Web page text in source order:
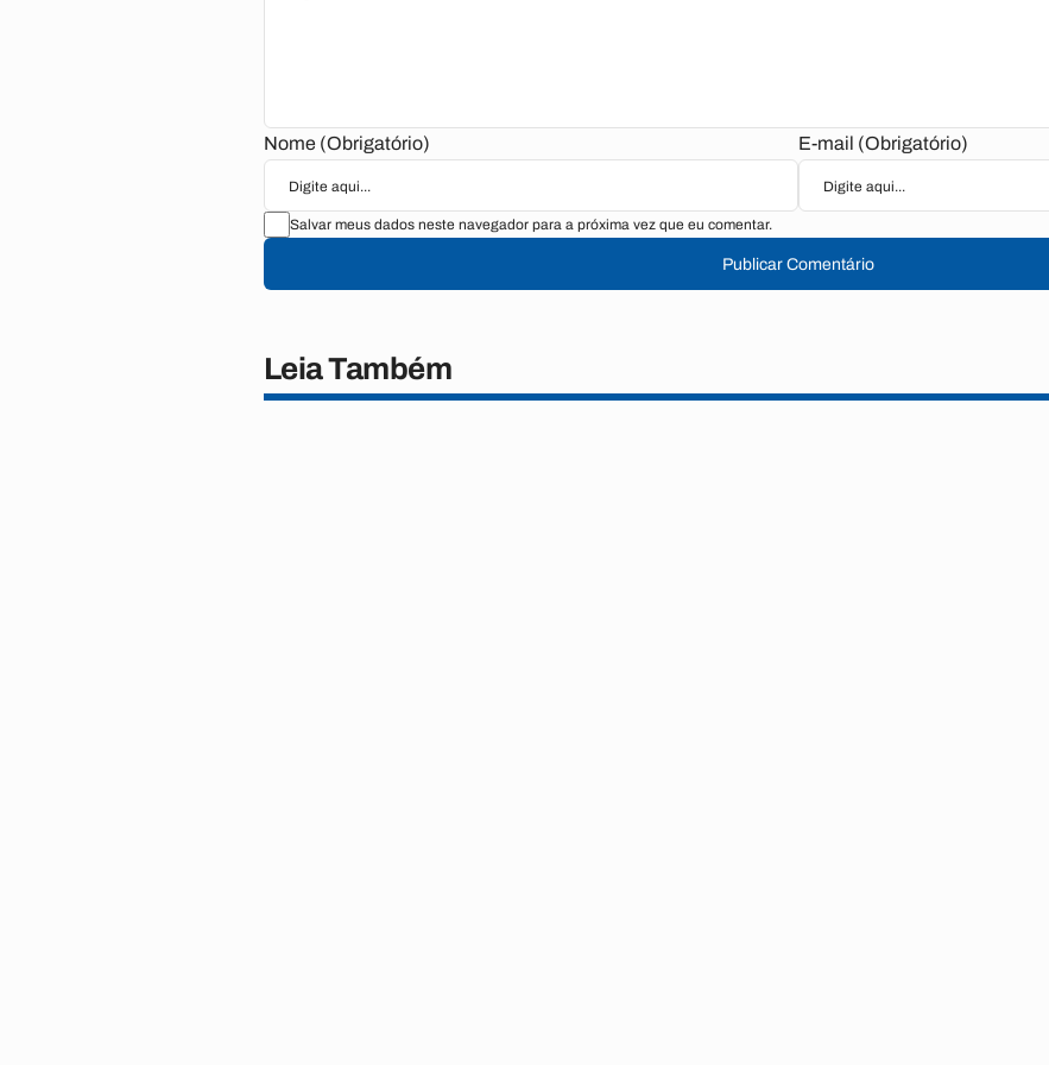
Nome (Obrigatório) E-mail (Obrigatório)
Salvar meus dados neste navegador para a próxima vez que eu comentar.
Publicar Comentário
Leia Também